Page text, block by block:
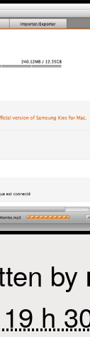
by
h